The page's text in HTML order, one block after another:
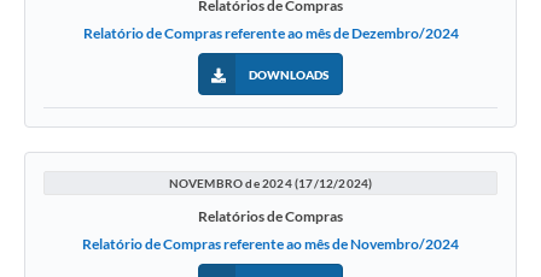
Relatórios de Compras
Relatório de Compras referente ao mês de Dezembro/2024
DOWNLOADS
NOVEMBRO de 2024 (17/12/2024)
Relatórios de Compras
Relatório de Compras referente ao mês de Novembro/2024